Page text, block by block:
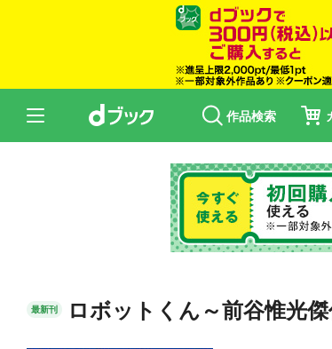
作品検索
最新刊 ロボットくん～前谷惟光傑